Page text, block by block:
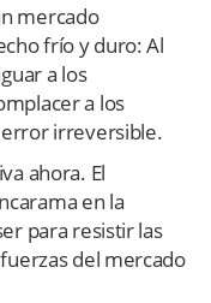
mercado
frío y duro: Al
a los
a los
irreversible.
ahora. El
en la
para resistir las
del mercado